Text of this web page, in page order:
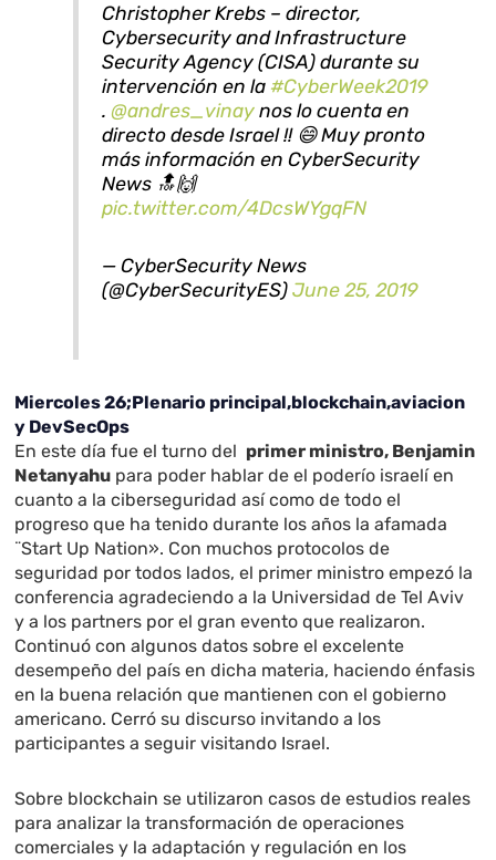
Christopher Krebs – director,
Cybersecurity and Infrastructure
Security Agency (CISA) durante su
intervención en la#CyberWeek2019
.@andres_vinay nos lo cuenta en
directo desde Israel !! 😄 Muy pronto
más información en CyberSecurity
News 🔝🙌
pic.twitter.com/4DcsWYgqFN
— CyberSecurity News
(@CyberSecurityES)June 25, 2019
Miercoles 26;Plenario principal,blockchain,aviacion
y DevSecOps
En este día fue el turno del primer ministro, Benjamin
Netanyahu para poder hablar de el poderío israelí en
cuanto a la ciberseguridad así como de todo el
progreso que ha tenido durante los años la afamada
¨Start Up Nation». Con muchos protocolos de
seguridad por todos lados, el primer ministro empezó la
conferencia agradeciendo a la Universidad de Tel Aviv
y a los partners por el gran evento que realizaron.
Continuó con algunos datos sobre el excelente
desempeño del país en dicha materia, haciendo énfasis
en la buena relación que mantienen con el gobierno
americano. Cerró su discurso invitando a los
participantes a seguir visitando Israel.
Sobre blockchain se utilizaron casos de estudios reales
para analizar la transformación de operaciones
comerciales y la adaptación y regulación en los